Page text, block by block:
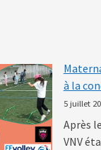
à la
5 juillet
Après
VNV